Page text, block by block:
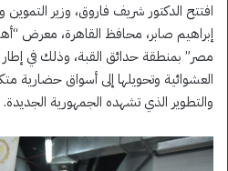
افتتح الدكتور شريف فاروق، وزير التموين
إبراهيم صابر، محافظ القاهرة، معرض
مصر” بمنطقة حدائق القبة، وذلك في إطار
العشوائية وتحويلها إلى أسواق حضارية
والتطوير الذي تشهده الجمهورية الجديدة.